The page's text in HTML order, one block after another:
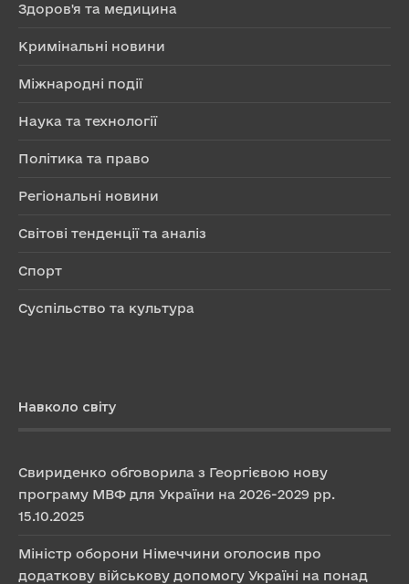
Здоров'я та медицина
Кримінальні новини
Міжнародні події
Наука та технології
Політика та право
Регіональні новини
Світові тенденції та аналіз
Спорт
Суспільство та культура
Навколо світу
Свириденко обговорила з Георгієвою нову
програму МВФ для України на 2026-2029 рр.
15.10.2025
Міністр оборони Німеччини оголосив про
додаткову військову допомогу Україні на понад